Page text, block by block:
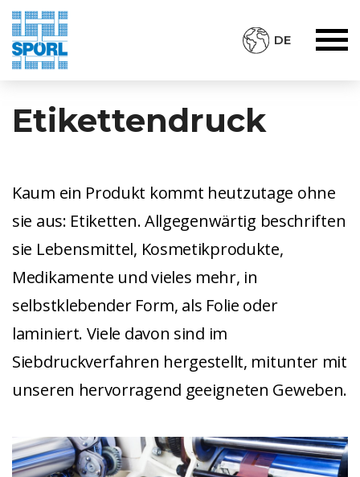
DE
Etikettendruck
Kaum ein Produkt kommt heutzutage ohne
sie aus: Etiketten. Allgegenwärtig beschriften
sie Lebensmittel, Kosmetikprodukte,
Medikamente und vieles mehr, in
selbstklebender Form, als Folie oder
laminiert. Viele davon sind im
Siebdruckverfahren hergestellt, mitunter mit
unseren hervorragend geeigneten Geweben.